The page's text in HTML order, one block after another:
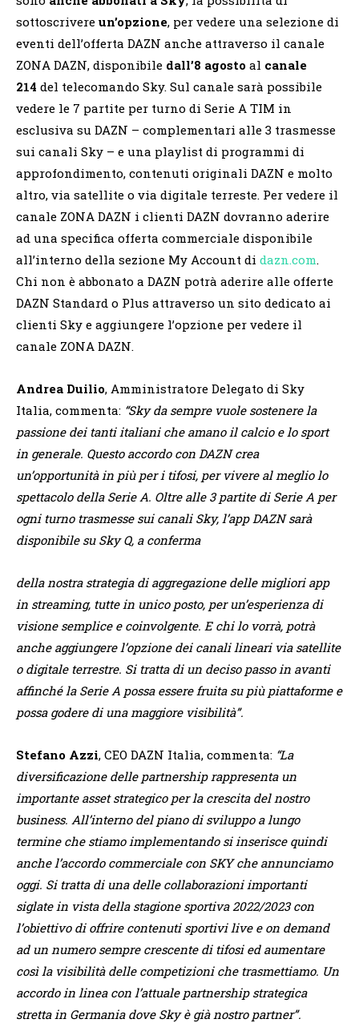
sottoscrivere un’opzione, per vedere una selezione di
eventi dell’offerta DAZN anche attraverso il canale
ZONA DAZN, disponibile dall’8 agosto al canale
214 del telecomando Sky. Sul canale sarà possibile
vedere le 7 partite per turno di Serie A TIM in
esclusiva su DAZN – complementari alle 3 trasmesse
sui canali Sky – e una playlist di programmi di
approfondimento, contenuti originali DAZN e molto
altro, via satellite o via digitale terreste. Per vedere il
canale ZONA DAZN i clienti DAZN dovranno aderire
ad una specifica offerta commerciale disponibile
all’interno della sezione My Account di dazn.com.
Chi non è abbonato a DAZN potrà aderire alle offerte
DAZN Standard o Plus attraverso un sito dedicato ai
clienti Sky e aggiungere l’opzione per vedere il
canale ZONA DAZN.
Andrea Duilio, Amministratore Delegato di Sky
Italia, commenta: “Sky da sempre vuole sostenere la
passione dei tanti italiani che amano il calcio e lo sport
in generale. Questo accordo con DAZN crea
un’opportunità in più per i tifosi, per vivere al meglio lo
spettacolo della Serie A. Oltre alle 3 partite di Serie A per
ogni turno trasmesse sui canali Sky, l’app DAZN sarà
disponibile su Sky Q, a conferma
della nostra strategia di aggregazione delle migliori app
in streaming, tutte in unico posto, per un’esperienza di
visione semplice e coinvolgente. E chi lo vorrà, potrà
anche aggiungere l’opzione dei canali lineari via satellite
o digitale terrestre. Si tratta di un deciso passo in avanti
affinché la Serie A possa essere fruita su più piattaforme e
possa godere di una maggiore visibilità”.
Stefano Azzi, CEO DAZN Italia, commenta: “La
diversificazione delle partnership rappresenta un
importante asset strategico per la crescita del nostro
business. All’interno del piano di sviluppo a lungo
termine che stiamo implementando si inserisce quindi
anche l’accordo commerciale con SKY che annunciamo
oggi. Si tratta di una delle collaborazioni importanti
siglate in vista della stagione sportiva 2022/2023 con
l’obiettivo di offrire contenuti sportivi live e on demand
ad un numero sempre crescente di tifosi ed aumentare
così la visibilità delle competizioni che trasmettiamo. Un
accordo in linea con l’attuale partnership strategica
stretta in Germania dove Sky è già nostro partner”.